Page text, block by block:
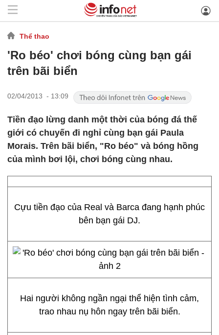
Thể thao
'Ro béo' chơi bóng cùng bạn gái
trên bãi biển
02/04/2013 - 13:09
Tiền đạo lừng danh một thời của bóng đá thế
giới có chuyến đi nghỉ cùng bạn gái Paula
Morais. Trên bãi biển, "Ro béo" và bóng hồng
của mình bơi lội, chơi bóng cùng nhau.
Cựu tiền đạo của Real và Barca đang hạnh phúc
bên bạn gái DJ.
Hai người không ngần ngại thể hiện tình cảm,
trao nhau nụ hôn ngay trên bãi biển.